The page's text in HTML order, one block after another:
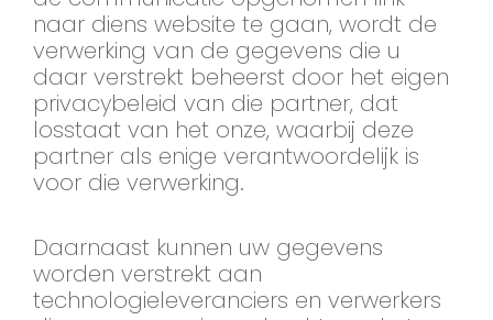
naar diens website te gaan, wordt de
verwerking van de gegevens die u
daar verstrekt beheerst door het eigen
privacybeleid van die partner, dat
losstaat van het onze, waarbij deze
partner als enige verantwoordelijk is
voor die verwerking.
Daarnaast kunnen uw gegevens
worden verstrekt aan
technologieleveranciers en verwerkers